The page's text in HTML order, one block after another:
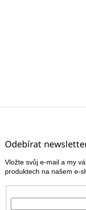
Z
Odebírat
Vložte svůj e-mail a my
produktech na našem e-